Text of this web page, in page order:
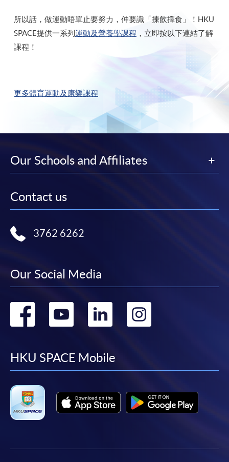
所以話，做運動唔單止要努力，仲要識「揀飲擇食」！HKU
SPACE提供一系列 運動及營養學課程 ，立即按以下連結了解
課程！
更多體育運動及康樂課程
Our Schools and Affiliates
Contact us
3762 6262
Our Social Media
Go
facebook
Go
youtube
Go
linkedin
Go
HKU SPACE Mobile